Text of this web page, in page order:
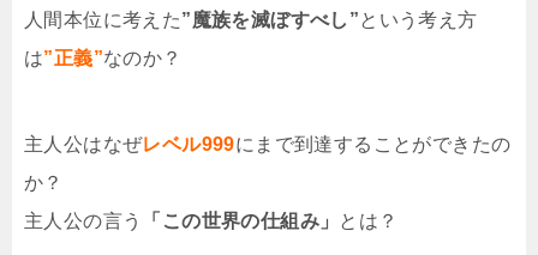
人間本位に考えた”魔族を滅ぼすべし”という考え方
は”正義”なのか？
主人公はなぜレベル999にまで到達することができたの
か？
主人公の言う
「この世界の仕組み」 とは？